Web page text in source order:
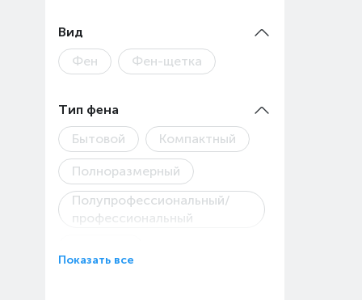
2500 2600
Вид
Фен
Фен-щетка
Тип фена
Бытовой
Компактный
Полноразмерный
Полупрофессиональный/
профессиональный
Показать все